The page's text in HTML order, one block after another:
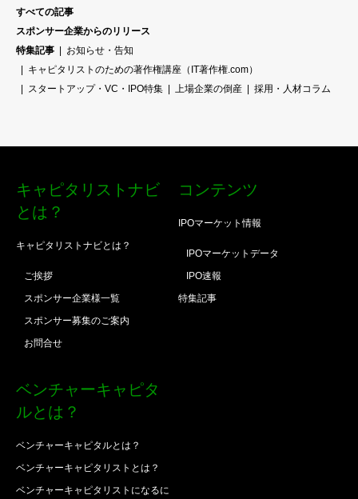
すべての記事
スポンサー企業からのリリース
特集記事
お知らせ・告知
キャピタリストのための著作権講座（IT著作権.com）
スタートアップ・VC・IPO特集
上場企業の倒産 採用・人材コラム
キャピタリストナビ
とは？
キャピタリストナビとは？
ご挨拶
スポンサー企業様一覧
スポンサー募集のご案内
お問合せ
コンテンツ
IPOマーケット情報
IPOマーケットデータ
IPO速報
特集記事
ベンチャーキャピタ
ルとは？
ベンチャーキャピタルとは？
ベンチャーキャピタリストとは？
ベンチャーキャピタリストになるに